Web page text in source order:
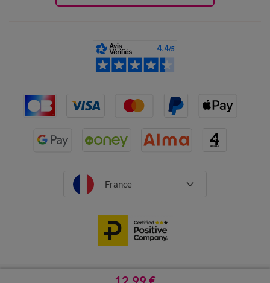
France
Données personnelles